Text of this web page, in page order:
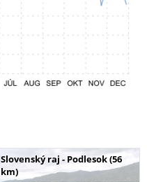
Slovenský raj - Podlesok (56
km)